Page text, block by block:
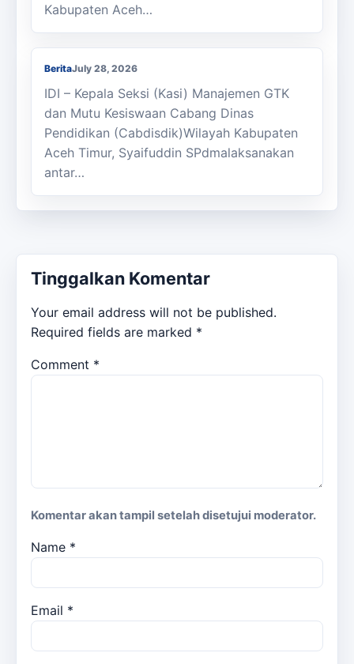
Kabupaten Aceh…
Kasi Cabdisdik Kabupaten Aceh Timur
Antar Tugas Kepala SMKN 1 Julok
BeritaJuly 28, 2026
IDI – Kepala Seksi (Kasi) Manajemen GTK
dan Mutu Kesiswaan Cabang Dinas
Pendidikan (Cabdisdik)Wilayah Kabupaten
Aceh Timur, Syaifuddin SPdmalaksanakan
antar…
Tinggalkan Komentar
Your email address will not be published.
Required fields are marked *
Comment *
Komentar akan tampil setelah disetujui moderator.
Name *
Email *